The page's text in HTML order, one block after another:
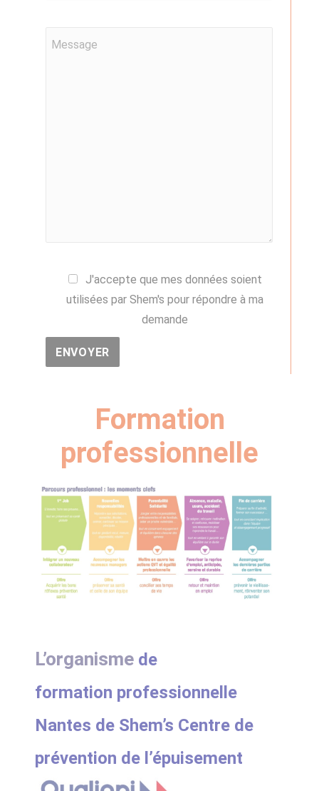
J'accepte que mes données soient
utilisées par Shem's pour répondre à ma
demande
Formation
professionnelle
L’organismede
formation professionnelle
Nantes de Shem’s Centre de
prévention de l’épuisement